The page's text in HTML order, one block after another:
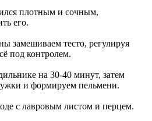
плотным и сочным,
его.
замешиваем тесто, регулируя
под контролем.
на 30-40 минут, затем
и формируем пельмени.
с лавровым листом и перцем.